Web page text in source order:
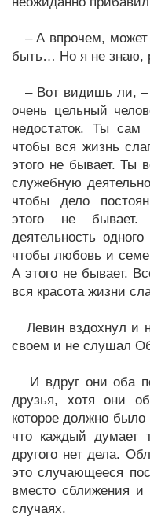
– А впрочем, может
быть… Но я не знаю,
– Вот видишь ли, –
очень цельный
недостаток. Ты сам
чтобы вся жизнь
этого не бывает. Ты
служебную
чтобы дело
этого не
деятельность
чтобы любовь и
А этого не бывает.
вся красота жизни
Левин вздохнул и
своем и не слушал
И вдруг они оба
друзья, хотя они
которое должно
что каждый думает
другого нет дела.
это случающееся
вместо сближения и
случаях.